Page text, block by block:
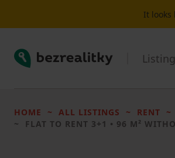
It looks
Bezrealitky
HOME ALL LISTINGS RENT
FLAT TO RENT 3+1 • 96 M²